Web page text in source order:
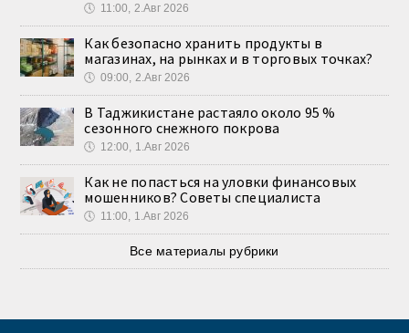
🕔 11:00, 2.Авг 2026
Как безопасно хранить продукты в
магазинах, на рынках и в торговых точках?
🕔 09:00, 2.Авг 2026
В Таджикистане растаяло около 95 %
сезонного снежного покрова
🕔 12:00, 1.Авг 2026
Как не попасться на уловки финансовых
мошенников? Советы специалиста
🕔 11:00, 1.Авг 2026
Все материалы рубрики